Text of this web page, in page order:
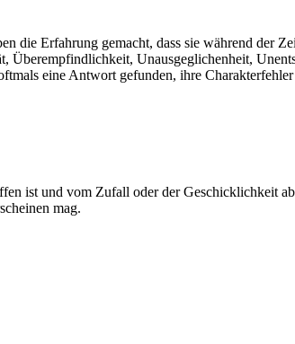
die Erfahrung gemacht, dass sie während der
Unausgeglichenheit,
eine Antwort gefunden, ihre
ist und vom Zufall oder der Geschicklichkeit
mag.